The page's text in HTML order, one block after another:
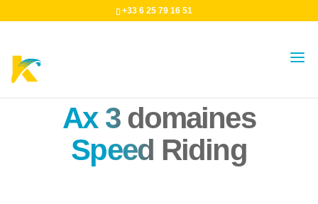
+33 6 25 79 16 51
Ax 3 domaines
Speed Riding